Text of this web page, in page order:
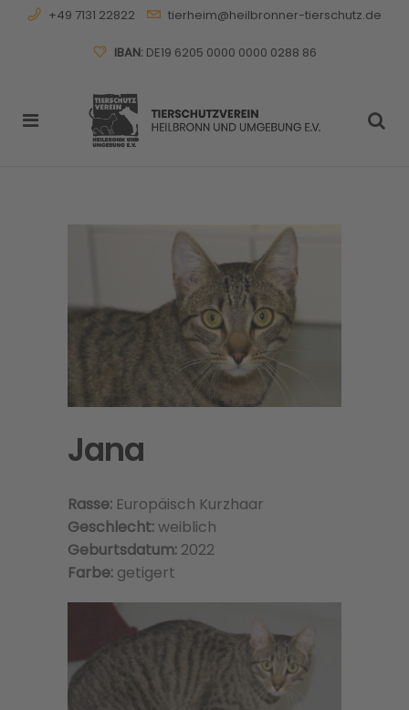
+49 7131 22822 tierheim@heilbronner-tierschutz.de
IBAN:DE19 6205 0000 0000 0288 86
Jana
Rasse: Europäisch Kurzhaar
Geschlecht:weiblich
Geburtsdatum: 2022
Farbe: getigert